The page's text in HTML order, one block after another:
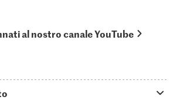
al nostro canale YouTube